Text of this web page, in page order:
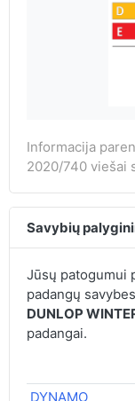
Informacija
2020/740 viešai
Savybių
Jūsų patogumui
padangų
DUNLOP
padangai.
DYNAMO